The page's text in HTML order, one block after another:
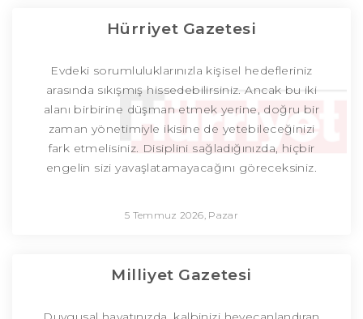
Hürriyet Gazetesi
Evdeki sorumluluklarınızla kişisel hedefleriniz
arasında sıkışmış hissedebilirsiniz. Ancak bu iki
alanı birbirine düşman etmek yerine, doğru bir
zaman yönetimiyle ikisine de yetebileceğinizi
fark etmelisiniz. Disiplini sağladığınızda, hiçbir
engelin sizi yavaşlatamayacağını göreceksiniz.
5 Temmuz 2026, Pazar
Milliyet Gazetesi